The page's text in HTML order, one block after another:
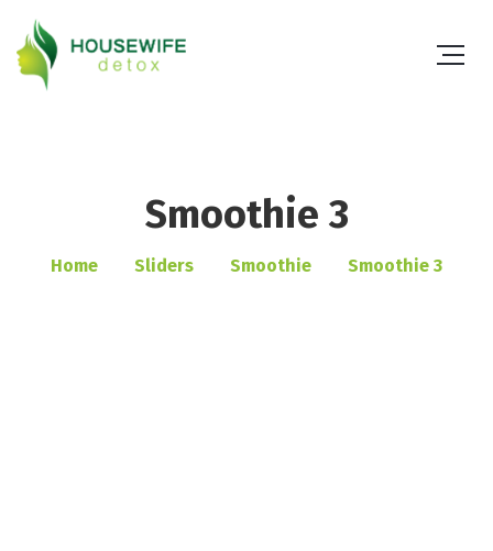
Smoothie 3
Home Sliders Smoothie Smoothie 3